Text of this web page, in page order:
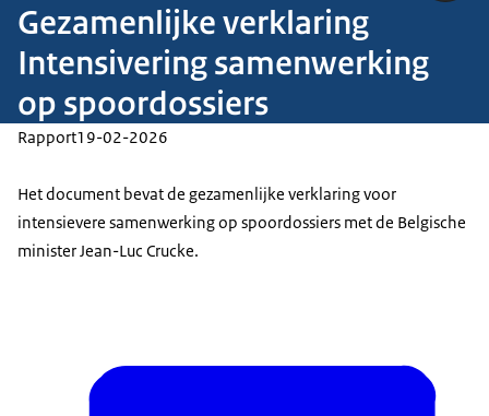
Gezamenlijke verklaring
Intensivering samenwerking
op spoordossiers
Rapport19-02-2026
Het document bevat de gezamenlijke verklaring voor
intensievere samenwerking op spoordossiers met de Belgische
minister Jean-Luc Crucke.